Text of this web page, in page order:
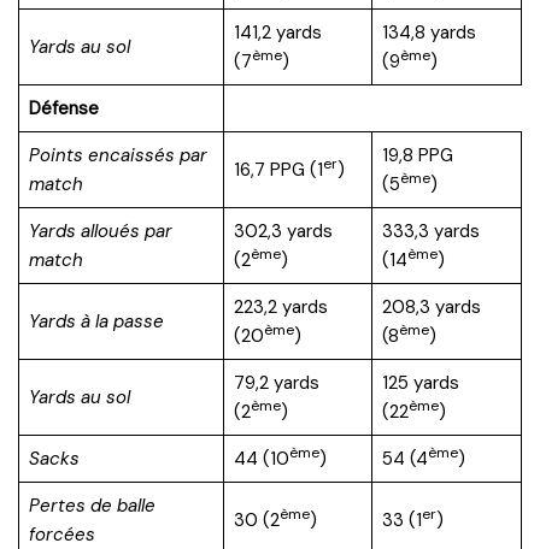
Yards au sol
141,2 yards
(7ème)
134,8 yards
(9ème)
Défense
Points encaissés par
match
16,7 PPG (1er)
19,8 PPG
(5ème)
Yards alloués par
match
302,3 yards
(2ème)
333,3 yards
(14ème)
Yards à la passe
223,2 yards
(20ème)
208,3 yards
(8ème)
Yards au sol
79,2 yards
(2ème)
125 yards
(22ème)
Sacks
44 (10ème) 54 (4ème)
Pertes de balle
forcées
30 (2ème) 33 (1er)